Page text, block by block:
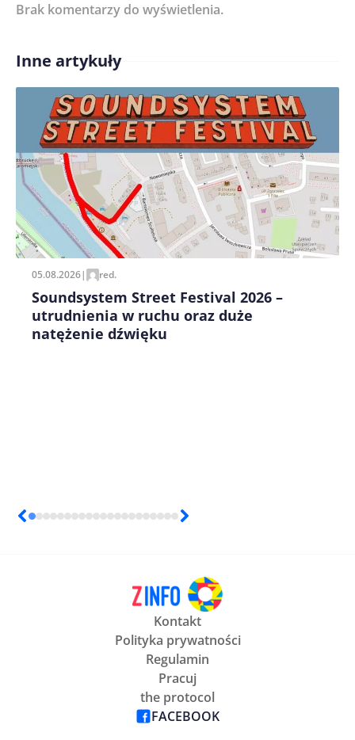
Treść komentarza*
Imię/ Nick*
Zapamiętaj moje dane w tej przeglądarce podczas
pisania kolejnych komentarzy.
Brak komentarzy do wyświetlenia.
Inne artykuły
05.08.2026| red.
Soundsystem Street Festival 2026 –
utrudnienia w ruchu oraz duże
natężenie dźwięku
Kontakt
Polityka prywatności
Regulamin
Pracuj
the protocol
FACEBOOK